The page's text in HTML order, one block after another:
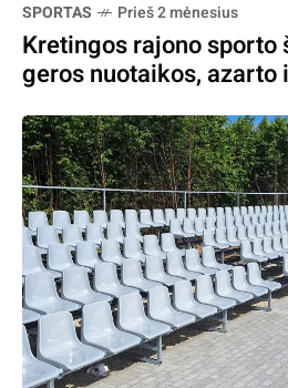
SPORTAS Prieš 2 mėnesius
Kretingos rajono sporto
geros nuotaikos, azarto